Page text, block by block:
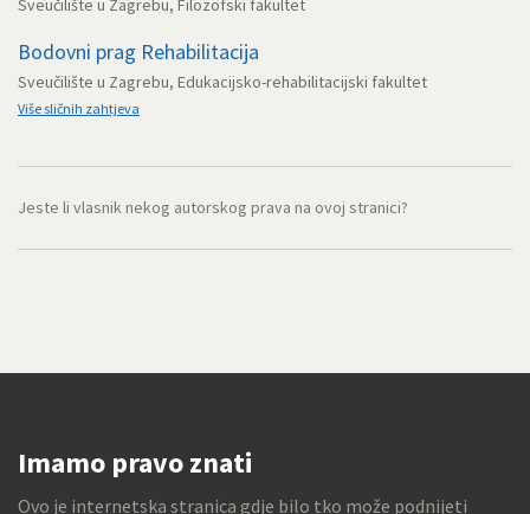
Sveučilište u Zagrebu, Filozofski fakultet
Bodovni prag Rehabilitacija
Sveučilište u Zagrebu, Edukacijsko-rehabilitacijski fakultet
Više sličnih zahtjeva
Jeste li vlasnik nekog autorskog prava na ovoj stranici?
Imamo pravo znati
Ovo je internetska stranica gdje bilo tko može podnijeti